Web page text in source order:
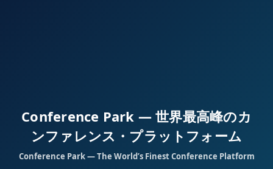
Conference Park — 世界最高峰のカ
ンファレンス・プラットフォーム
Conference Park — The World’s Finest Conference Platform